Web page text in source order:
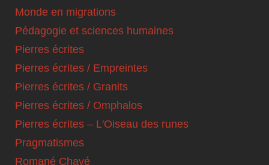
Monde en migrations
Pédagogie et sciences humaines
Pierres écrites
Pierres écrites / Empreintes
Pierres écrites / Granits
Pierres écrites / Omphalos
Pierres écrites – L'Oiseau des runes
Pragmatismes
Romané Chavé